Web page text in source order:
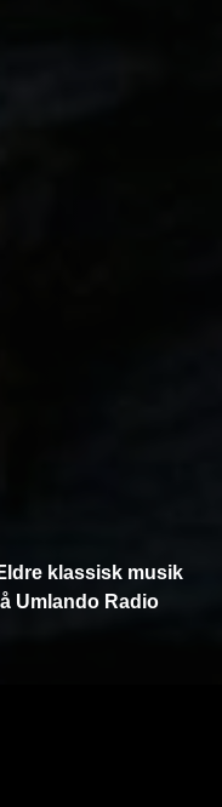
klassisk musik
Umlando Radio